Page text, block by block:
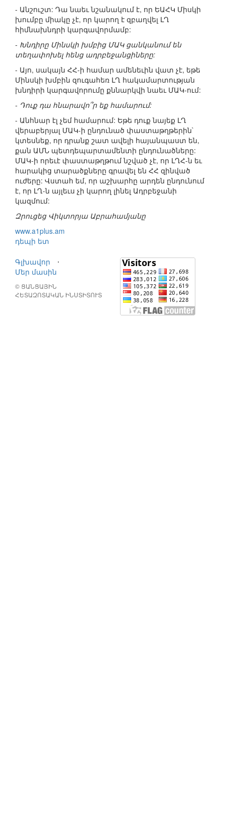
- Անշուշտ: Դա նաեւ նշանակում է, որ ԵԱՀԿ Միսկի
խումբը միակը չէ, որ կարող է զբաղվել ԼՂ
հիմնախնդրի կարգավորմամբ:
- Խնդիրը Մինսկի խմբից ՄԱԿ ցանկանում են
տեղափոխել հենց ադրբեջանցիները:
- Այո, սակայն ՀՀ-ի համար ամենեւին վատ չէ, եթե
Մինսկի խմբին զուգահեռ ԼՂ հակամարտության
խնդիրի կարգավորումը քննարկվի նաեւ ՄԱԿ-ում:
- Դուք դա հնարավո՞ր եք համարում:
- Անհնար էլ չեմ համարում: Եթե դուք նայեք ԼՂ
վերաբերյալ ՄԱԿ-ի ընդունած փաստաթղթերին`
կտեսնեք, որ դրանք շատ ավելի հայանպաստ են,
քան ԱՄՆ պետդեպարտամենտի ընդունածները:
ՄԱԿ-ի որեւէ փաստաթղթում նշված չէ, որ ԼՂՀ-ն եւ
հարակից տարածքները գրավել են ՀՀ զինված
ուժերը: Վստահ եմ, որ աշխարհը արդեն ընդունում
է, որ ԼՂ-ն այլեւս չի կարող լինել Ադրբեջանի
կազմում:
Զրուցեց Վիկտորյա Աբրահամյանը
www.a1plus.am
դեպի ետ
Գլխավոր
⋅
Մեր մասին
© ՑԱՆՑԱՅԻՆ
ՀԵՏԱԶՈՏԱԿԱՆ ԻՆՍՏԻՏՈՒՏ